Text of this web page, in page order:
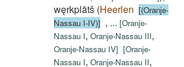
węrkplātš (Heerlen [(Oranje-
Nassau I-IV)] , ... [Oranje-
Nassau I, Oranje-Nassau III,
Oranje-Nassau IV] [Oranje-
Nassau I, Oranje-Nassau II,